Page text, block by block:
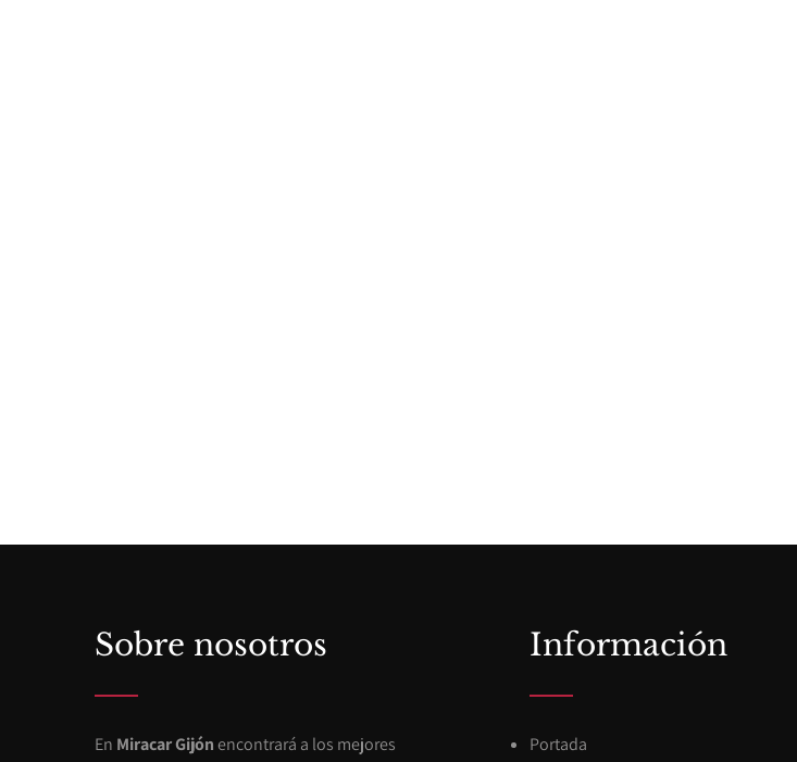
Sobre nosotros
En Miracar Gijónencontrará a los mejores
Información
Portada